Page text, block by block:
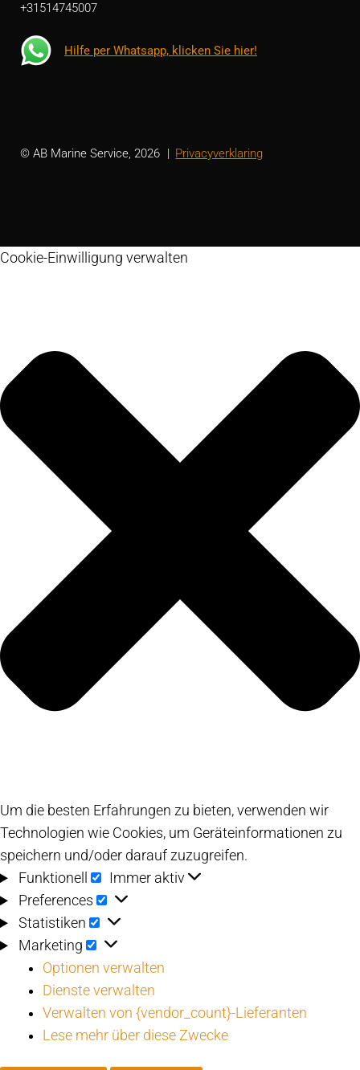
+31514745007
Hilfe per Whatsapp, klicken Sie hier!
© AB Marine Service, 2026 Privacyverklaring
Cookie-Einwilligung verwalten
Um die besten Erfahrungen zu bieten, verwenden wir
Technologien wie Cookies, um Geräteinformationen zu
speichern und/oder darauf zuzugreifen.
Funktionell
Funktionell
Immer aktiv
Preferences
Preferences
Statistiken Statistiken
Marketing Marketing
Optionen verwalten
Dienste verwalten
Verwalten von {vendor_count}-Lieferanten
Lese mehr über diese Zwecke